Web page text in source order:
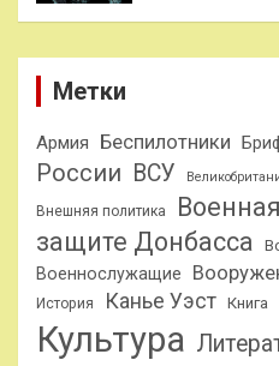
Метки
Армия Беспилотники
России ВСУ
Внешняя политика
защите Донбасса
Военнослужащие
История Канье Уэст Книга
Культура